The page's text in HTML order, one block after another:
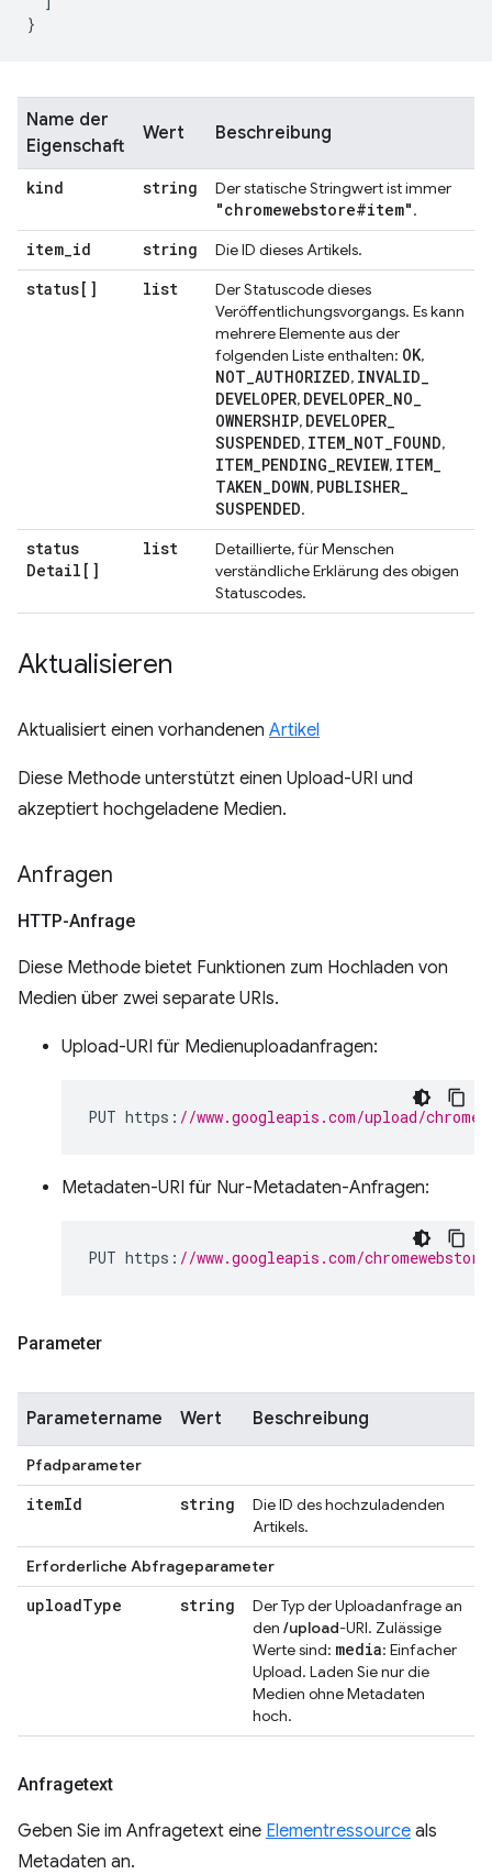
}
Name der
Eigenschaft
Wert Beschreibung
kind string Der statische Stringwert ist immer
"chromewebstore#item".
item_id string Die ID dieses Artikels.
status[] list
Der Statuscode dieses
Veröffentlichungsvorgangs. Es kann
mehrere Elemente aus der
folgenden Liste enthalten: OK,
NOT_AUTHORIZED, INVALID_
DEVELOPER, DEVELOPER_NO_
OWNERSHIP, DEVELOPER_
SUSPENDED, ITEM_NOT_FOUND,
ITEM_PENDING_REVIEW, ITEM_
TAKEN_DOWN, PUBLISHER_
SUSPENDED.
status
Detail[]
list
Detaillierte, für Menschen
verständliche Erklärung des obigen
Statuscodes.
Aktualisieren
Aktualisiert einen vorhandenen Artikel
Diese Methode unterstützt einen Upload-URI und
akzeptiert hochgeladene Medien.
Anfragen
HTTP-Anfrage
Diese Methode bietet Funktionen zum Hochladen von
Medien über zwei separate URIs.
Upload-URI für Medienuploadanfragen:
PUT https : //www.googleapis.com/upload/
Metadaten-URI für Nur-Metadaten-Anfragen:
PUT https : //www.googleapis.com/
Parameter
Parametername Wert Beschreibung
Pfadparameter
itemId string
Die ID des hochzuladenden
Artikels.
Erforderliche Abfrageparameter
uploadType string
Der Typ der Uploadanfrage an
den /upload-URI. Zulässige
Werte sind: media: Einfacher
Upload. Laden Sie nur die
Medien ohne Metadaten
hoch.
Anfragetext
Geben Sie im Anfragetext eine Elementressource als
Metadaten an.